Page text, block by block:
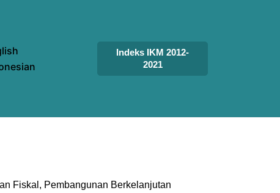
Indeks IKM 2012-
2021
Fiskal
Pembangunan Berkelanjutan